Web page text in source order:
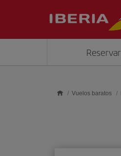
Reservar
Vuelos baratos